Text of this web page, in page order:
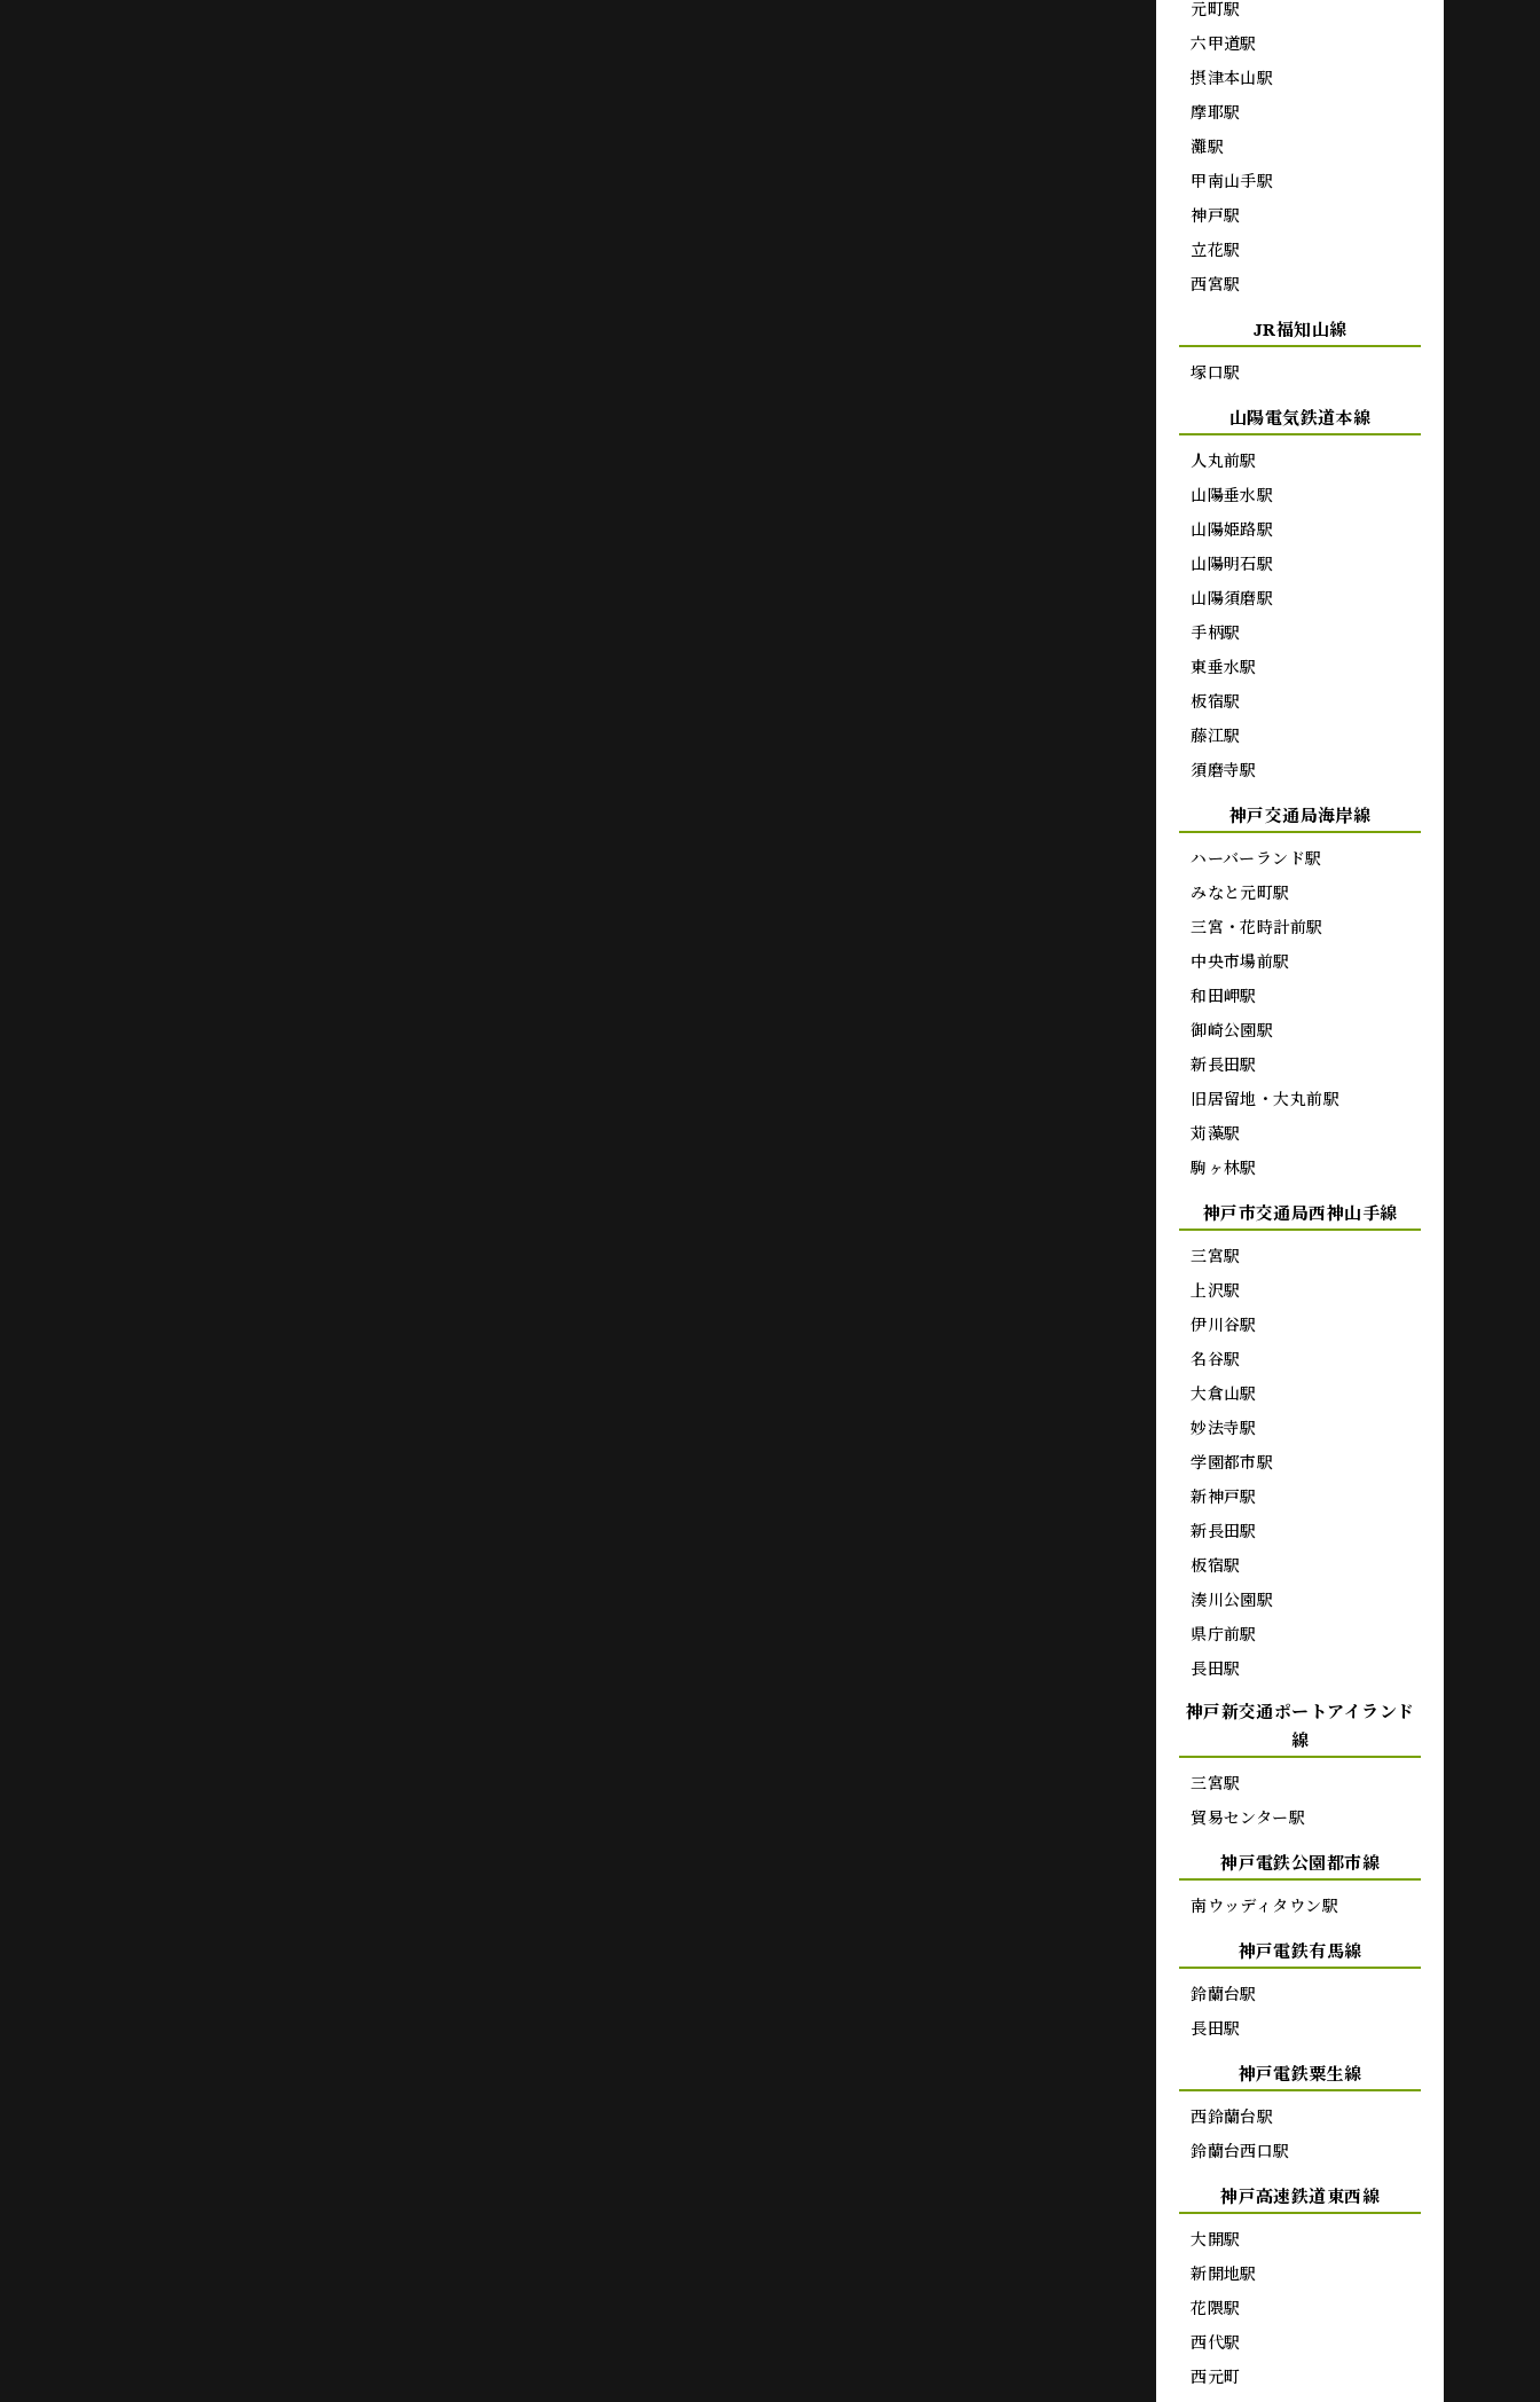
元町駅
六甲道駅
摂津本山駅
摩耶駅
灘駅
甲南山手駅
神戸駅
立花駅
西宮駅
JR福知山線
塚口駅
山陽電気鉄道本線
人丸前駅
山陽垂水駅
山陽姫路駅
山陽明石駅
山陽須磨駅
手柄駅
東垂水駅
板宿駅
藤江駅
須磨寺駅
神戸交通局海岸線
ハーバーランド駅
みなと元町駅
三宮・花時計前駅
中央市場前駅
和田岬駅
御崎公園駅
新長田駅
旧居留地・大丸前駅
苅藻駅
駒ヶ林駅
神戸市交通局西神山手線
三宮駅
上沢駅
伊川谷駅
名谷駅
大倉山駅
妙法寺駅
学園都市駅
新神戸駅
新長田駅
板宿駅
湊川公園駅
県庁前駅
長田駅
神戸新交通ポートアイランド
線
三宮駅
貿易センター駅
神戸電鉄公園都市線
南ウッディタウン駅
神戸電鉄有馬線
鈴蘭台駅
長田駅
神戸電鉄粟生線
西鈴蘭台駅
鈴蘭台西口駅
神戸高速鉄道東西線
大開駅
新開地駅
花隈駅
西代駅
西元町